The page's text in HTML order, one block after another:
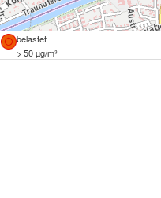
belastet
> 50 µg/m³